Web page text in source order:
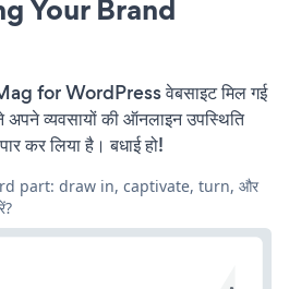
Your Brand
for WordPress वेबसाइट मिल गई
व्यवसायों की ऑनलाइन उपस्थिति
कर लिया है। बधाई हो!
part: draw in, captivate, turn, और